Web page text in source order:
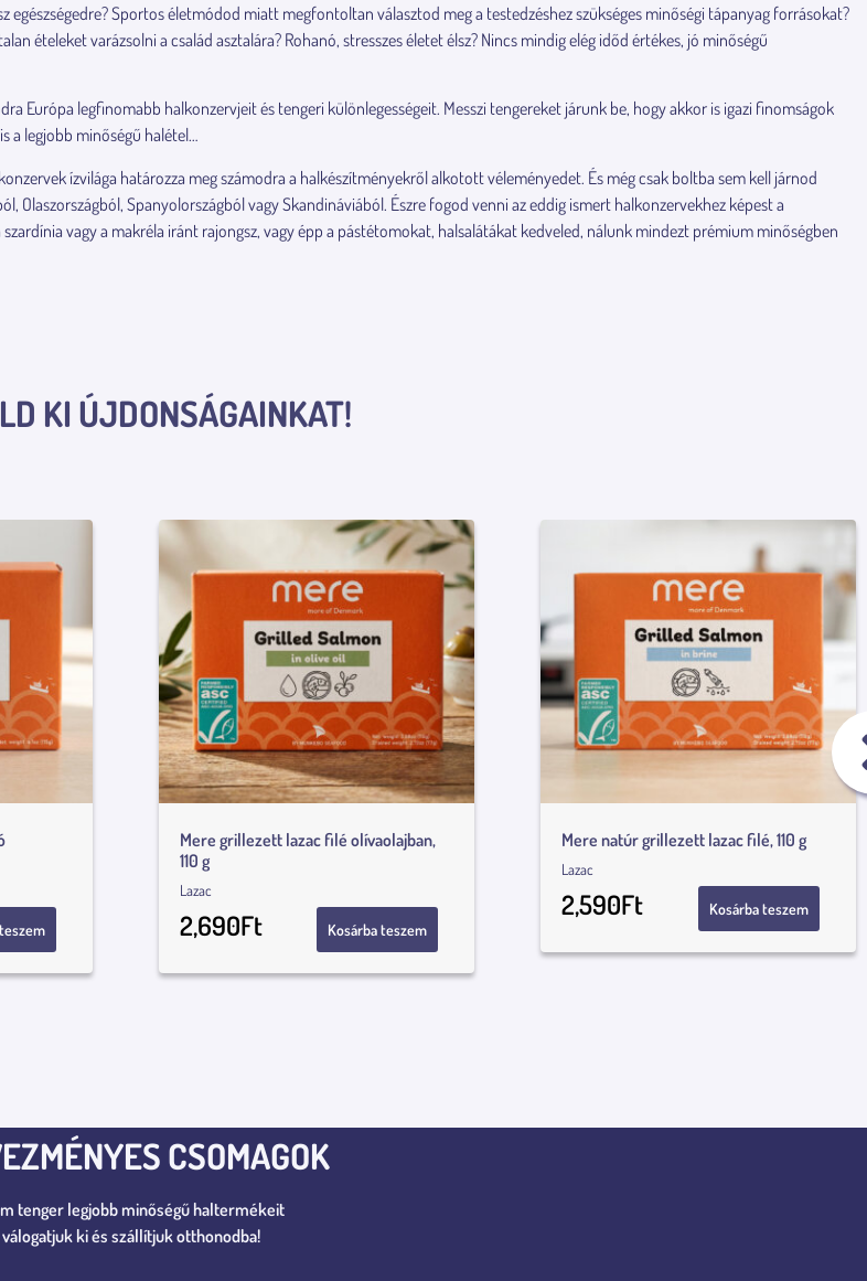
Sportos életmódod miatt megfontoltan választod meg a testedzéshez szükséges minőségi tápanyag forrásokat?
ételeket varázsolni a család asztalára? Rohanó, stresszes életet élsz? Nincs mindig elég időd értékes, jó minőségű
Európa legfinomabb halkonzervjeit és tengeri különlegességeit. Messzi tengereket járunk be, hogy akkor is igazi finomságok
a legjobb minőségű halétel…
ízvilága határozza meg számodra a halkészítményekről alkotott véleményedet. És még csak boltba sem kell járnod
Spanyolországból vagy Skandináviából. Észre fogod venni az eddig ismert halkonzervekhez képest a
vagy a makréla iránt rajongsz, vagy épp a pástétomokat, halsalátákat kedveled, nálunk mindezt prémium minőségben
KI ÚJDONSÁGAINKAT!
Mere grillezett lazac filé olívaolajban,
110 g
Lazac
2,690Ft Kosárba teszem
Mere natúr grillezett lazac filé, 110 g
Lazac
2,590Ft Kosárba teszem
CSOMAGOK
tenger legjobb minőségű haltermékeit
válogatjuk ki és szállítjuk otthonodba!